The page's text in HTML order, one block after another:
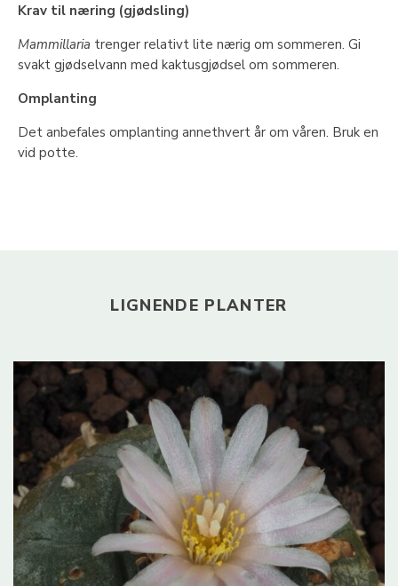
Krav til næring (gjødsling)
Mammillaria trenger relativt lite nærig om sommeren. Gi
svakt gjødselvann med kaktusgjødsel om sommeren.
Omplanting
Det anbefales omplanting annethvert år om våren. Bruk en
vid potte.
LIGNENDE PLANTER